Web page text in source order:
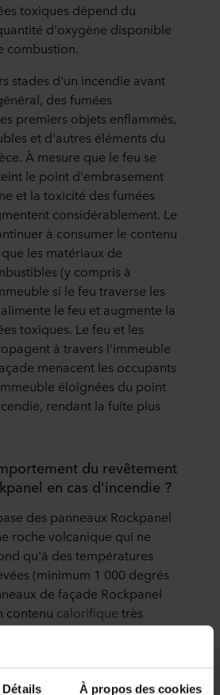
Détails À propos des cookies
toxiques dépend du
d'oxygène disponible
combustion.
stades d'un incendie avant
des fumées
premiers objets enflammés,
et d'autres éléments du
À mesure que le feu se
le point d'embrasement
et la toxicité des fumées
considérablement. Le
à consumer le contenu
les matériaux de
(y compris à
si le feu traverse les
le feu et augmente la
toxiques. Le feu et les
à travers l'immeuble
menacent les occupants
éloignées du point
rendant la fuite plus
du revêtement
en cas d'incendie ?
des panneaux Rockpanel
roche volcanique qui ne
qu'à des températures
(minimum 1 000 degrés
de façade Rockpanel
contenu calorifique très
calorifique provient de la
liant qui se décomposera en
il ne brûlera pas grâce à la
dans les panneaux. Le